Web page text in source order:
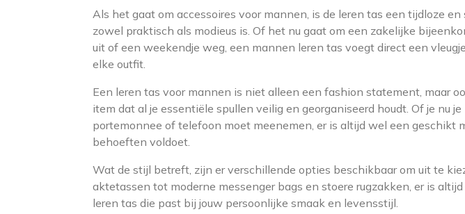
Als het gaat om accessoires voor mannen, is de leren tas een tijdloze
zowel praktisch als modieus is. Of het nu gaat om een zakelijke
uit of een weekendje weg, een mannen leren tas voegt direct een
elke outfit.
Een leren tas voor mannen is niet alleen een fashion statement, maar
item dat al je essentiële spullen veilig en georganiseerd houdt. Of je nu
portemonnee of telefoon moet meenemen, er is altijd wel een geschikt
behoeften voldoet.
Wat de stijl betreft, zijn er verschillende opties beschikbaar om uit te
aktetassen tot moderne messenger bags en stoere rugzakken, er is
leren tas die past bij jouw persoonlijke smaak en levensstijl.